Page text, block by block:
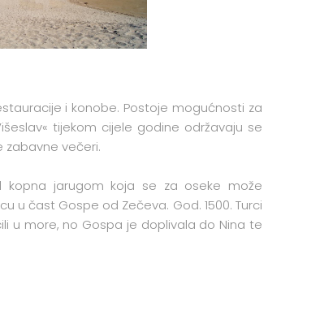
i konobe. Postoje mogućnosti za
tijekom cijele godine održavaju se
zabavne večeri.
kopna jarugom koja se za oseke može
u čast Gospe od Zečeva. God. 1500. Turci
u more, no Gospa je doplivala do Nina te